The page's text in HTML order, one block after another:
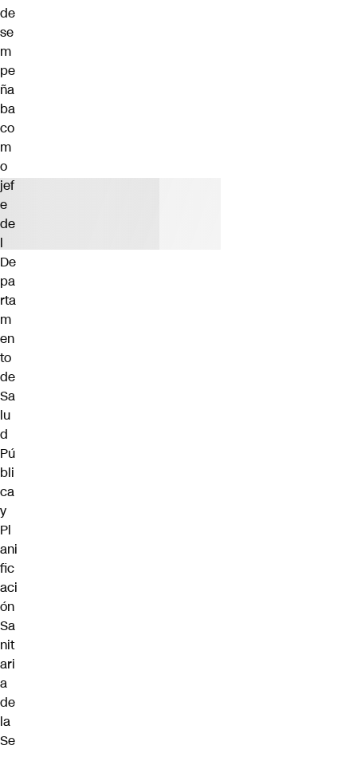
de
se
m
pe
ña
ba
co
m
o
jef
e
de
l
De
pa
rta
m
en
to
de
Sa
lu
d
Pú
bli
ca
y
Pl
ani
fic
aci
ón
Sa
nit
ari
a
de
la
Se